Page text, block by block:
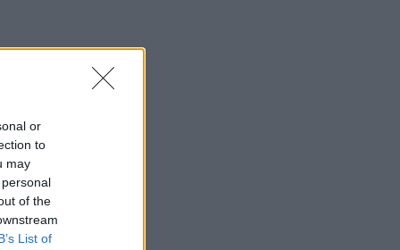
or
to
may
of the
List of